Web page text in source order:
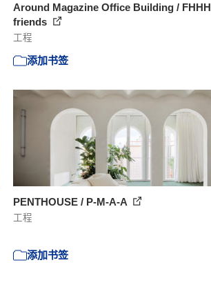
Around Magazine Office Building / FHHH
friends
工程
添加书签
PENTHOUSE / P-M-A-A
工程
添加书签